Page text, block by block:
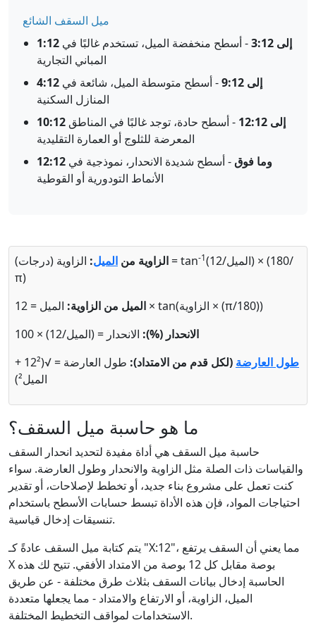
ميل السقف الشائع
1:12 إلى 3:12
- أسطح منخفضة الميل، تستخدم غالبًا في
المباني التجارية
4:12 إلى 9:12
- أسطح متوسطة الميل، شائعة في
المنازل السكنية
10:12 إلى 12:12
- أسطح حادة، توجد غالبًا في المناطق
المعرضة للثلوج أو العمارة التقليدية
12:12 وما فوق- أسطح شديدة الانحدار، نموذجية في
الأنماط التودورية أو القوطية
الزاوية من الميل: الزاوية (درجات) = tan-1(الميل/12) × (180/
π)
الميل من الزاوية:
الميل = 12 × tan(الزاوية × (π/180))
الانحدار (%): الانحدار = (الميل/12) × 100
طول العارضة (لكل قدم من الامتداد):
طول العارضة = √(12² +
الميل²)
ما هو حاسبة ميل السقف؟
حاسبة ميل السقف هي أداة مفيدة لتحديد انحدار السقف
والقياسات ذات الصلة مثل الزاوية والانحدار وطول العارضة. سواء
كنت تعمل على مشروع بناء جديد، أو تخطط لإصلاحات، أو تقدير
احتياجات المواد، فإن هذه الأداة تبسط حسابات الأسطح باستخدام
تنسيقات إدخال قياسية.
يتم كتابة ميل السقف عادةً كـ "X:12"، مما يعني أن السقف يرتفع
X بوصة مقابل كل 12 بوصة من الامتداد الأفقي. تتيح لك هذه
الحاسبة إدخال بيانات السقف بثلاث طرق مختلفة - عن طريق
الميل، الزاوية، أو الارتفاع والامتداد - مما يجعلها متعددة
الاستخدامات لمواقف التخطيط المختلفة.